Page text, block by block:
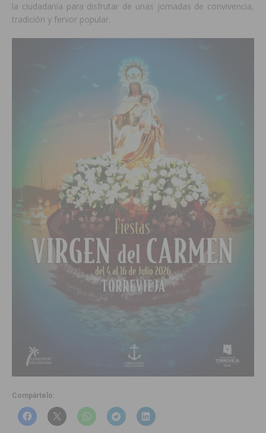
la ciudadanía para disfrutar de unas jornadas de convivencia,
tradición y fervor popular.
Compártelo: